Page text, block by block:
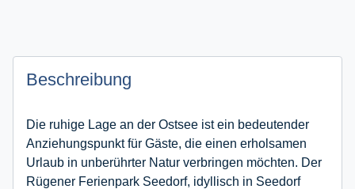
Beschreibung
Die ruhige Lage an der Ostsee ist ein bedeutender
Anziehungspunkt für Gäste, die einen erholsamen
Urlaub in unberührter Natur verbringen möchten. Der
Rügener Ferienpark Seedorf, idyllisch in Seedorf